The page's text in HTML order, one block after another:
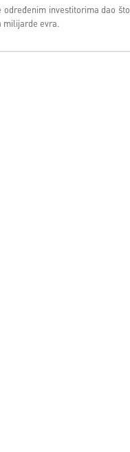
određenim investitorima dao što
milijarde evra.